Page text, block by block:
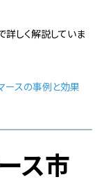
詳しく解説していま
ースの事例と効果
ス市